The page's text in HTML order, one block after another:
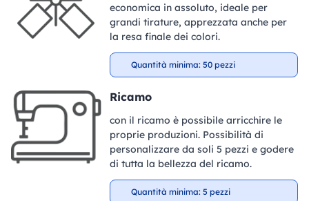
economica in assoluto, ideale per
grandi tirature, apprezzata anche per
la resa finale dei colori.
Quantità minima: 50 pezzi
Ricamo
con il ricamo è possibile arricchire le
proprie produzioni. Possibilità di
personalizzare da soli 5 pezzi e godere
di tutta la bellezza del ricamo.
Quantità minima: 5 pezzi